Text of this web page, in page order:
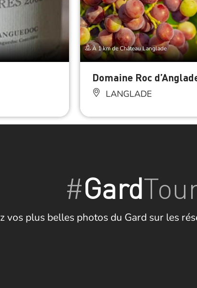
À 1 km de Château Langlade
Domaine Roc
LANGLADE
#Gard
vos plus belles photos du Gard sur les